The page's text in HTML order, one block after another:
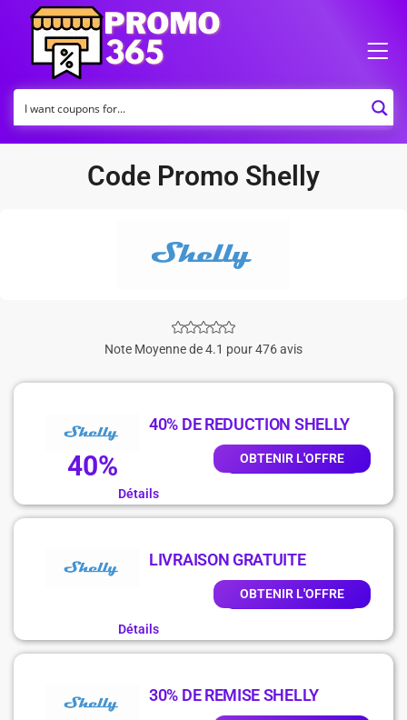
Code Promo Shelly
Note Moyenne de 4.1 pour 476 avis
40%
40% DE REDUCTION SHELLY
OBTENIR L'OFFRE
Détails
LIVRAISON GRATUITE
OBTENIR L'OFFRE
Détails
30% DE REMISE SHELLY